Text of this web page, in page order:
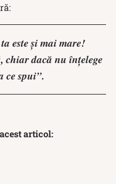
este și mai mare!
chiar dacă nu înțelege
ce spui”.
articol: